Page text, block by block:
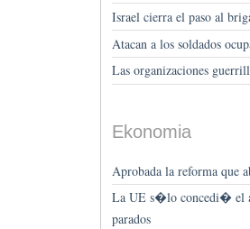
Israel cierra el paso al
Atacan a los soldados
Las organizaciones
Ekonomia
Aprobada la reforma que
La UE s�lo concedi� el
parados